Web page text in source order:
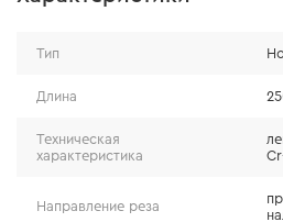
- ножницы имеют
- крепкое соединение на
- увеличенная толщина стали
Тип
Длина
Техническая
характеристика
Направление реза